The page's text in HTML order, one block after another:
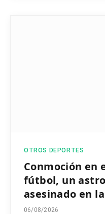
OTROS DEPORTES
Conmoción en
fútbol, un
asesinado en
06/08/2026